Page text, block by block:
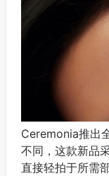
Ceremonia推出
不同，这款新品
直接轻拍于所需